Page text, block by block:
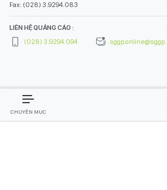
Fax: (028) 3.9294.083
LIÊN HỆ QUẢNG CÁO :
(028) 3.9294.094
CHUYÊN MỤC